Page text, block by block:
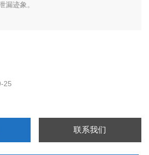
漏迹象。
25
联系我们